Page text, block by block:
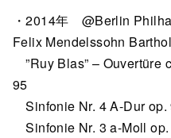
・2014年 @Berlin
Felix Mendelssohn
”Ruy Blas” – Ouvertüre
95
Sinfonie Nr. 4 A-Dur op.
Sinfonie Nr. 3 a-Moll op.